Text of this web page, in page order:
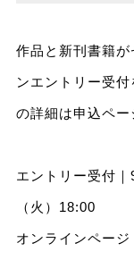
作品と新刊書籍
ンエントリー受
の詳細は申込ペー
エントリー受付
（火）18:00
オンラインページ